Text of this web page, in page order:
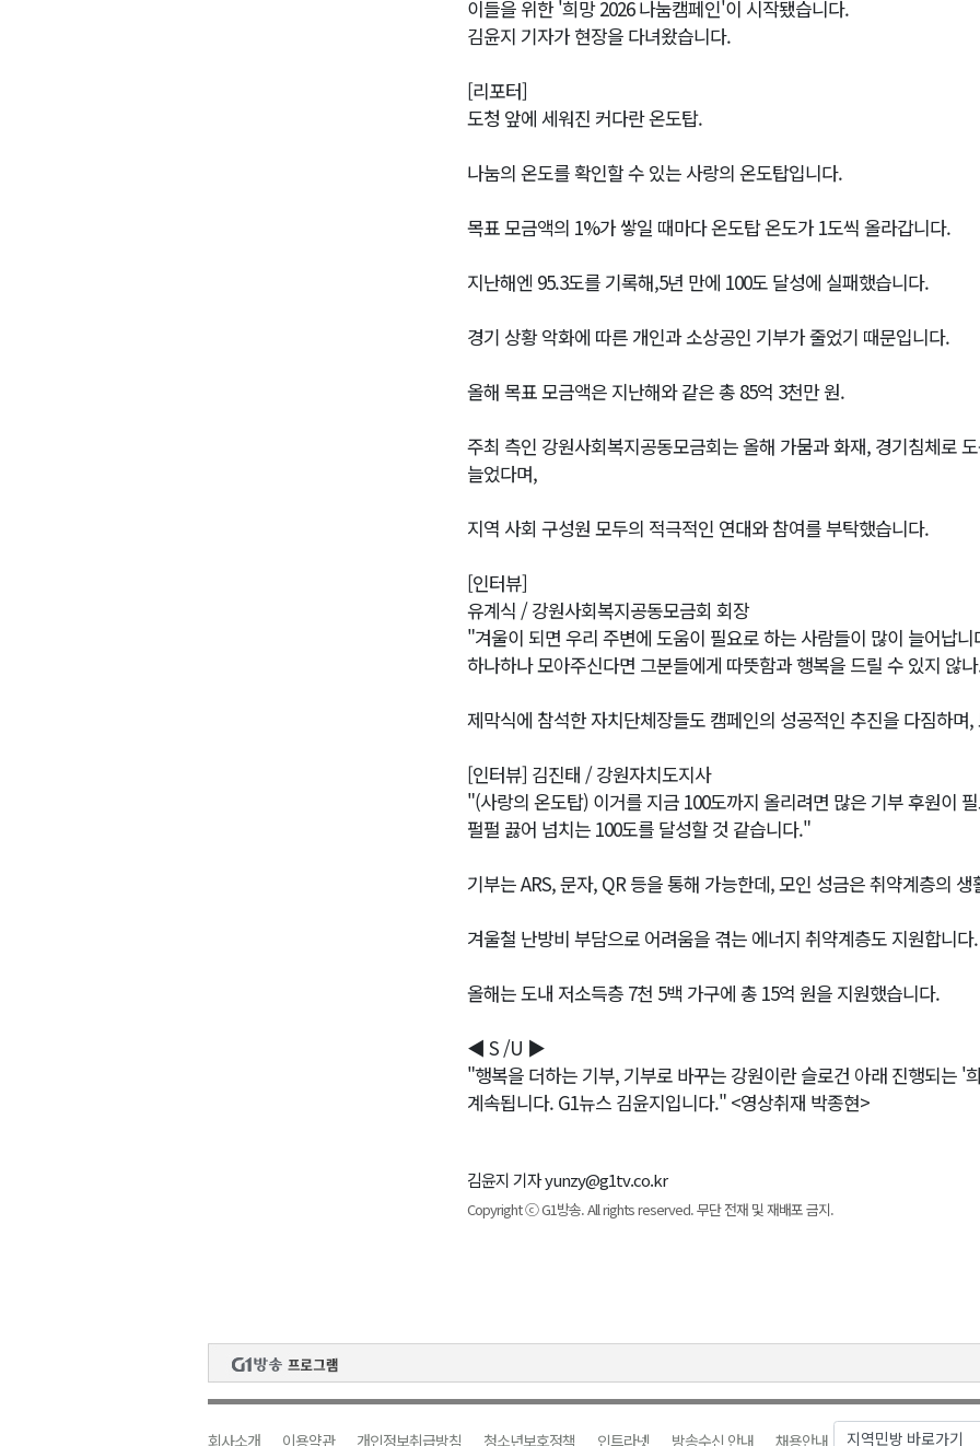
이들을 위한 '희망 2026 나눔캠페인'이 시작됐습니다.
김윤지 기자가 현장을 다녀왔습니다.
[리포터]
도청 앞에 세워진 커다란 온도탑.
나눔의 온도를 확인할 수 있는 사랑의 온도탑입니다.
목표 모금액의 1%가 쌓일 때마다 온도탑 온도가 1도씩 올라갑니다.
지난해엔 95.3도를 기록해,5년 만에 100도 달성에 실패했습니다.
경기 상황 악화에 따른 개인과 소상공인 기부가 줄었기 때문입니다.
올해 목표 모금액은 지난해와 같은 총 85억 3천만 원.
주최 측인 강원사회복지공동모금회는 올해 가뭄과 화재, 경기침체로
늘었다며,
지역 사회 구성원 모두의 적극적인 연대와 참여를 부탁했습니다.
[인터뷰]
유계식 / 강원사회복지공동모금회 회장
"겨울이 되면 우리 주변에 도움이 필요로 하는 사람들이 많이 늘어납
하나하나 모아주신다면 그분들에게 따뜻함과 행복을 드릴 수 있지 않
제막식에 참석한 자치단체장들도 캠페인의 성공적인 추진을 다짐하며
[인터뷰] 김진태 / 강원자치도지사
"(사랑의 온도탑) 이거를 지금 100도까지 올리려면 많은 기부 후원이
펄펄 끓어 넘치는 100도를 달성할 것 같습니다."
기부는 ARS, 문자, QR 등을 통해 가능한데, 모인 성금은 취약계층의
겨울철 난방비 부담으로 어려움을 겪는 에너지 취약계층도 지원합니다.
올해는 도내 저소득층 7천 5백 가구에 총 15억 원을 지원했습니다.
◀ S /U ▶
"행복을 더하는 기부, 기부로 바꾸는 강원이란 슬로건 아래 진행되는 '
계속됩니다. G1뉴스 김윤지입니다." <영상취재 박종현>
김윤지 기자 yunzy@g1tv.co.kr
Copyright ⓒ G1방송. All rights reserved. 무단 전재 및 재배포 금지.
회사소개 이용약관 개인정보취급방침 청소년보호정책 인트라넷 방송수신 안내 채용안내